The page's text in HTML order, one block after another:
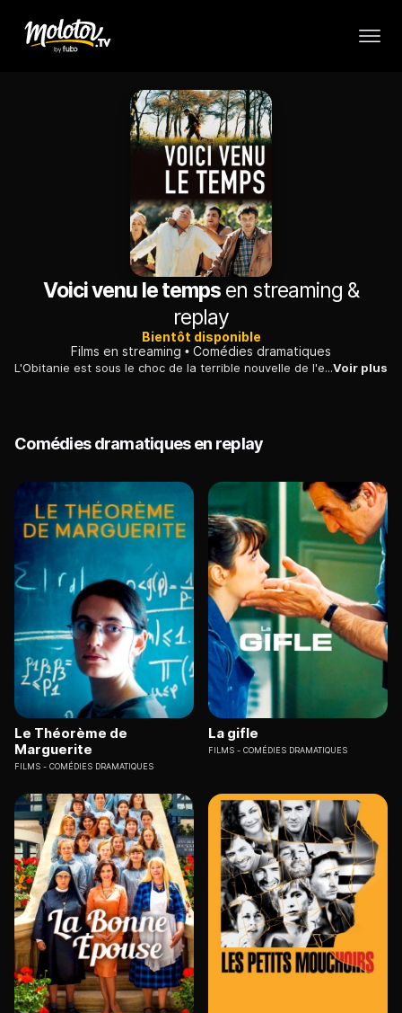
Voici venu le temps en streaming &
replay
Bientôt disponible
Films en streaming
Comédies dramatiques
L'Obitanie est sous le choc de la terrible nouvelle de l'enlèvement de la fille du riche Rixo Lomadis Bron, par le redoutable Manjas Kébir. Aussitôt, Fogo Lompla, Radovan Remila Stoï et Jonas Soforan décident d'unir leurs efforts pour retrouver le bandit. Mais leurs recherches soulèvent bien des questions existentielles, notamment quant à la condition des bergers...Voir plus
Comédies dramatiques en replay
Le Théorème de
Marguerite
FILMS COMÉDIES DRAMATIQUES
La gifle
FILMS COMÉDIES DRAMATIQUES